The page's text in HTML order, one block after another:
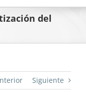
del
Siguiente